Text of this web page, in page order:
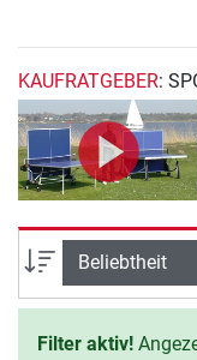
KAUFRATGEBER:
Sortierung
Filter aktiv!